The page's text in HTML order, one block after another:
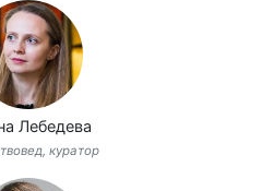
Лебедева
куратор